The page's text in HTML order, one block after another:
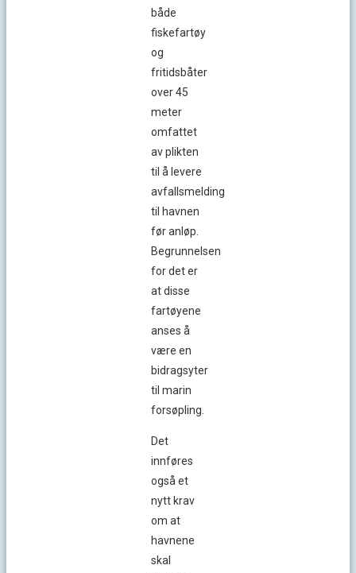
både
fiskefartøy
og
fritidsbåter
over 45
meter
omfattet
av plikten
til å levere
avfallsmelding
til havnen
før anløp.
Begrunnelsen
for det er
at disse
fartøyene
anses å
være en
bidragsyter
til marin
forsøpling.
Det
innføres
også et
nytt krav
om at
havnene
skal